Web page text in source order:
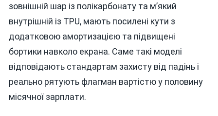
зовнішній шар із полікарбонату та м’який
внутрішній із TPU, мають посилені кути з
додатковою амортизацією та підвищені
бортики навколо екрана. Саме такі моделі
відповідають стандартам захисту від падінь і
реально рятують флагман вартістю у половину
місячної зарплати.